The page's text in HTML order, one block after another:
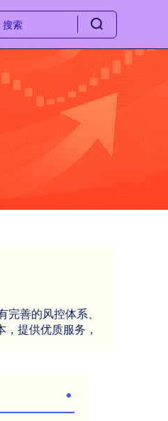
善的风控体系、
提供优质服务，